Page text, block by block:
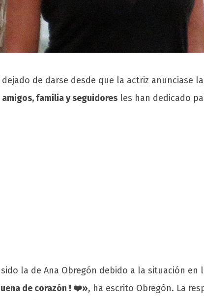
de darse desde que la actriz anunciase
familia y seguidores les han dedicado
la de Ana Obregón debido a la situación
de corazón ! ❤️», ha escrito Obregón. La